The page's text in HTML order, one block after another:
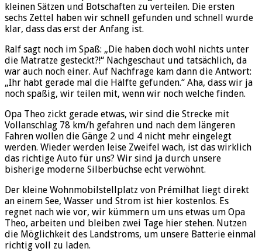
kleinen Sätzen und Botschaften zu verteilen. Die ersten
sechs Zettel haben wir schnell gefunden und schnell wurde
klar, dass das erst der Anfang ist.
Ralf sagt noch im Spaß: „Die haben doch wohl nichts unter
die Matratze gesteckt?!“ Nachgeschaut und tatsächlich, da
war auch noch einer. Auf Nachfrage kam dann die Antwort:
„Ihr habt gerade mal die Hälfte gefunden.“ Aha, dass wir ja
noch spaßig, wir teilen mit, wenn wir noch welche finden.
Opa Theo zickt gerade etwas, wir sind die Strecke mit
Vollanschlag 78 km/h gefahren und nach dem längeren
Fahren wollen die Gänge 2 und 4 nicht mehr eingelegt
werden. Wieder werden leise Zweifel wach, ist das wirklich
das richtige Auto für uns? Wir sind ja durch unsere
bisherige moderne Silberbüchse echt verwöhnt.
Der kleine Wohnmobilstellplatz von Prémilhat liegt direkt
an einem See, Wasser und Strom ist hier kostenlos. Es
regnet nach wie vor, wir kümmern um uns etwas um Opa
Theo, arbeiten und bleiben zwei Tage hier stehen. Nutzen
die Möglichkeit des Landstroms, um unsere Batterie einmal
richtig voll zu laden.